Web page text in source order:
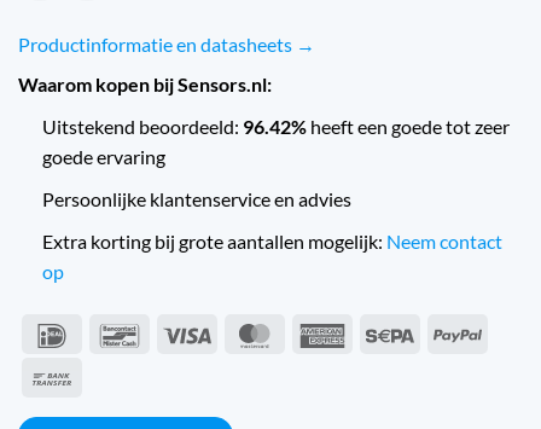
Productinformatie en datasheets →
Waarom kopen bij Sensors.nl:
Uitstekend beoordeeld: 96.42% heeft een goede tot zeer
goede ervaring
Persoonlijke klantenservice en advies
Extra korting bij grote aantallen mogelijk: Neem contact
op
IDeal BancontactVisum MasterCardAmerican Sepa
PayPal